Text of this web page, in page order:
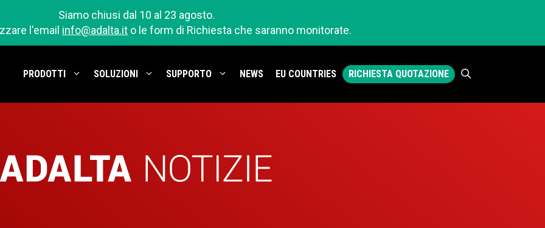
Siamo chiusi dal 10 al 23 agosto.
l'email info@adalta.it o le form di Richiesta che saranno monitorate.
PRODOTTI SOLUZIONI SUPPORTO NEWS EU COUNTRIES RICHIESTA QUOTAZIONE